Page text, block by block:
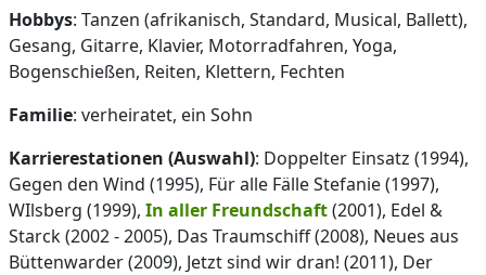
Hobbys: Tanzen (afrikanisch, Standard, Musical, Ballett),
Gesang, Gitarre, Klavier, Motorradfahren, Yoga,
Bogenschießen, Reiten, Klettern, Fechten
Familie: verheiratet, ein Sohn
Karrierestationen (Auswahl): Doppelter Einsatz (1994),
Gegen den Wind (1995), Für alle Fälle Stefanie (1997),
WIlsberg (1999), In aller Freundschaft(2001), Edel &
Starck (2002 - 2005), Das Traumschiff (2008), Neues aus
Büttenwarder (2009), Jetzt sind wir dran! (2011), Der